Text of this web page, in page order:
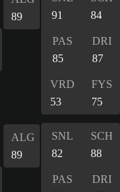
89
91
84
PAS
85
DRI
87
VRD
53
FYS
75
ALG
89
SNL
82
SCH
88
PAS
DRI